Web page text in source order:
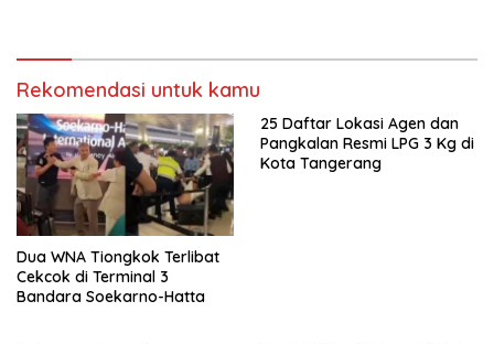
Rekomendasi untuk kamu
Dua WNA Tiongkok Terlibat
Cekcok di Terminal 3
Bandara Soekarno-Hatta
25 Daftar Lokasi Agen dan
Pangkalan Resmi LPG 3 Kg di
Kota Tangerang